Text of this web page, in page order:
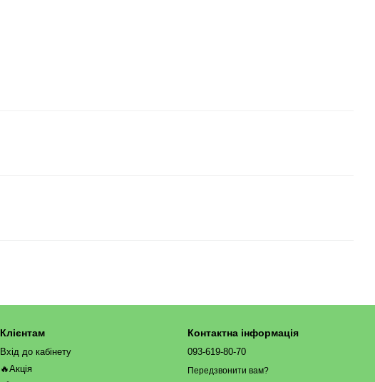
Клієнтам
Вхід до кабінету
🔥Акція
Контактна інформація
093-619-80-70
Передзвонити вам?